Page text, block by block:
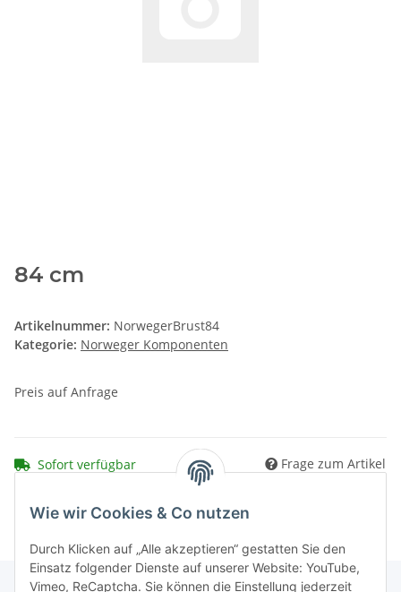
84 cm
Artikelnummer: NorwegerBrust84
Kategorie: Norweger Komponenten
Preis auf Anfrage
Sofort verfügbar Frage zum Artikel
Wie wir Cookies & Co nutzen
Durch Klicken auf „Alle akzeptieren“ gestatten Sie den
Einsatz folgender Dienste auf unserer Website: YouTube,
Vimeo, ReCaptcha. Sie können die Einstellung jederzeit